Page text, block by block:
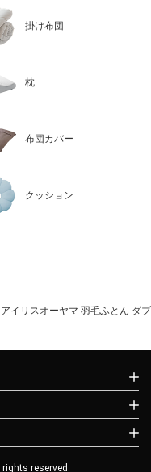
掛け布団
枕
布団カバー
クッション
アイリスオーヤマ 羽毛ふとん ダ
reserved.